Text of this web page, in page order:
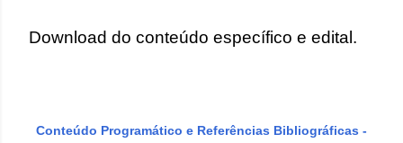
Download do conteúdo específico e edital.
Conteúdo Programático e Referências Bibliográficas -